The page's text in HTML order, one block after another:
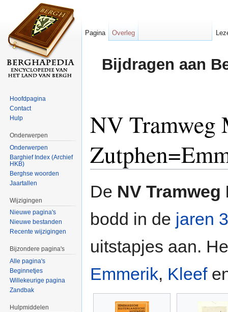
Bijdragen aan
NV Tramweg
De NV
bodd in de jaren
uitstapjes aan.
Emmerik, Kleef
Pagina Overleg
Hoofdpagina
Contact
Hulp
Onderwerpen
Onderwerpen
Barghief Index (Archief
HKB)
Berghse woorden
Jaartallen
Wijzigingen
Nieuwe pagina's
Nieuwe bestanden
Recente wijzigingen
Bijzondere pagina's
Alle pagina's
Beginnetjes
Willekeurige pagina
Zandbak
Hulpmiddelen